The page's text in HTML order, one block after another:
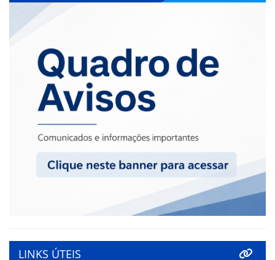
LINKS ÚTEIS